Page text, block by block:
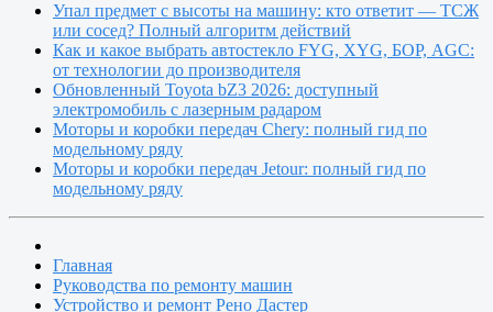
Упал предмет с высоты на машину: кто ответит — ТСЖ
или сосед? Полный алгоритм действий
Как и какое выбрать автостекло FYG, XYG, БОР, AGC:
от технологии до производителя
Обновленный Toyota bZ3 2026: доступный
электромобиль с лазерным радаром
Моторы и коробки передач Chery: полный гид по
модельному ряду
Моторы и коробки передач Jetour: полный гид по
модельному ряду
Главная
Руководства по ремонту машин
Устройство и ремонт Рено Дастер